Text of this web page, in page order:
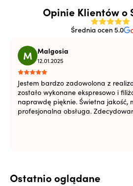
Opinie Klientów o
Średnia ocen 5.0
M Malgosia
12.01.2025
Jestem bardzo zadowolona z
zostało wykonane ekspresowo i
naprawdę pięknie. Świetna jakość,
profesjonalna obsługa.
Ostatnio oglądane